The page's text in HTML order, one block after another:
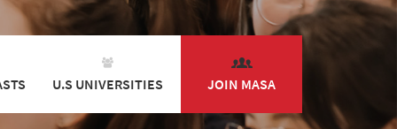
U.S UNIVERSITIES JOIN MASA